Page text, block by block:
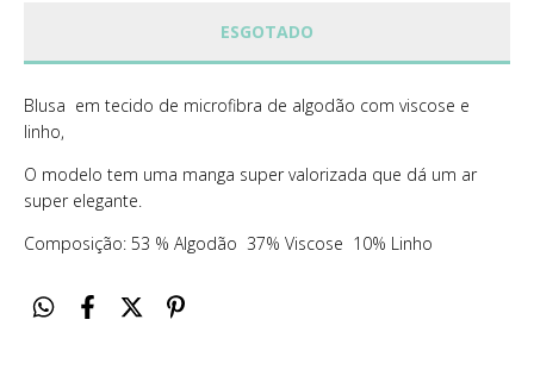
Blusa em tecido de microfibra de algodão com viscose e
linho,
O modelo tem uma manga super valorizada que dá um ar
super elegante.
Composição: 53 % Algodão 37% Viscose 10% Linho